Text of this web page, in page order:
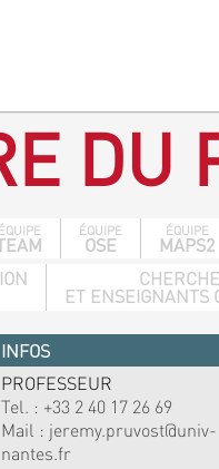
DU
ÉQUIPE ÉQUIPE
OSE
ÉQUIPE
MAPS2
ET ENSEIGNANTS
INFOS
PROFESSEUR
Tel. : +33 2 40 17 26 69
Mail : jeremy.pruvost@univ-
nantes.fr